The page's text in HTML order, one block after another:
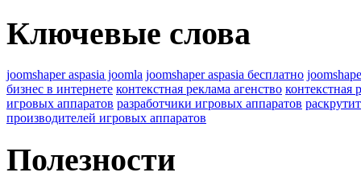
Ключевые слова
joomshaper aspasia joomla joomshaper aspasia бесплатно
бизнес в интернете контекстная реклама агенство контекстная
игровых аппаратов разработчики игровых аппаратов
производителей игровых аппаратов
Полезности